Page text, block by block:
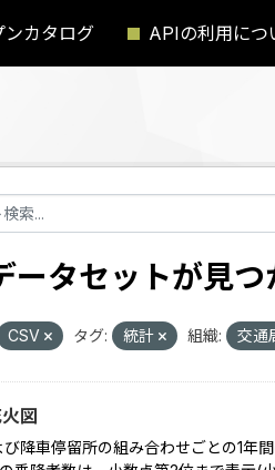
ンカタログ APIの利用につ
ータセットが見つ
CSV タグ: 統計 組織: 交通
図
降車停留所の組み合わせごとの1年